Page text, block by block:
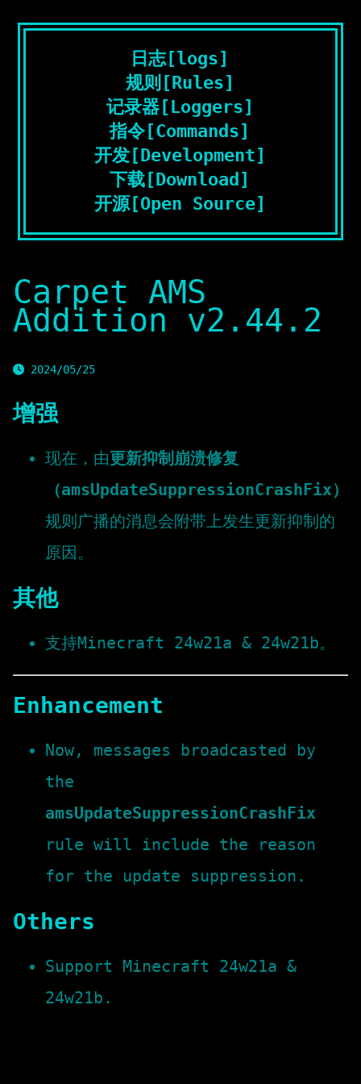
日志[logs]
规则[Rules]
记录器[Loggers]
指令[Commands]
开发[Development]
下载[Download]
开源[Open Source]
Carpet AMS
Addition v2.44.2
2024/05/25
增强
现在，由更新抑制崩溃修复
（amsUpdateSuppressionCrashFix）
规则广播的消息会附带上发生更新抑制的
原因。
其他
支持Minecraft 24w21a & 24w21b。
Enhancement
Now, messages broadcasted by
the
amsUpdateSuppressionCrashFix
rule will include the reason
for the update suppression.
Others
Support Minecraft 24w21a &
24w21b.